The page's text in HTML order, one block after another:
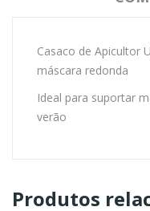
Casaco de Apicultor
máscara redonda
Ideal para suportar
verão
Produtos